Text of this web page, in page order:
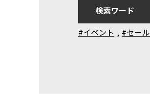
検索ワード
#イベント , #セール